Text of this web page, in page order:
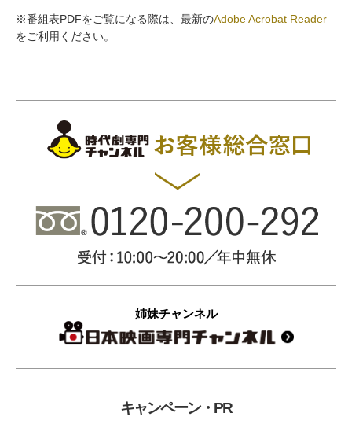
※番組表PDFをご覧になる際は、最新のAdobe Acrobat Reader
をご利用ください。
姉妹チャンネル
キャンペーン・PR